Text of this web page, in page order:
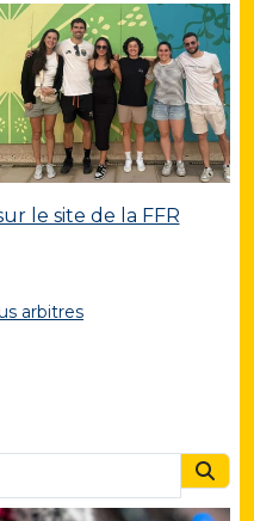
le site de la FFR
arbitres